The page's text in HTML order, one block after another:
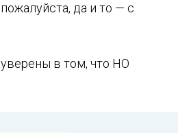
да и то — с
в том, что НО